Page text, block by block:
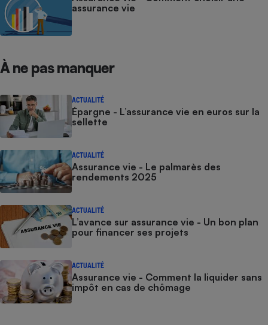
assurance vie
À ne pas manquer
ACTUALITÉ
Épargne - L’assurance vie en euros sur la
sellette
ACTUALITÉ
Assurance vie - Le palmarès des
rendements 2025
ACTUALITÉ
L’avance sur assurance vie - Un bon plan
pour financer ses projets
ACTUALITÉ
Assurance vie - Comment la liquider sans
impôt en cas de chômage